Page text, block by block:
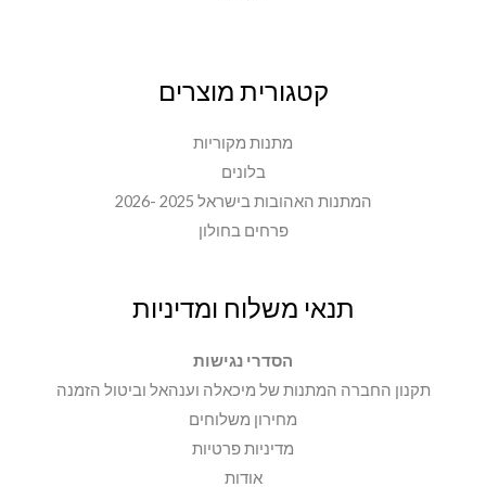
קטגורית מוצרים
מתנות מקוריות
בלונים
המתנות האהובות בישראל 2025 -2026
פרחים בחולון
תנאי משלוח ומדיניות
הסדרי נגישות
תקנון החברה המתנות של מיכאלה וענהאל וביטול הזמנה
מחירון משלוחים
מדיניות פרטיות
אודות